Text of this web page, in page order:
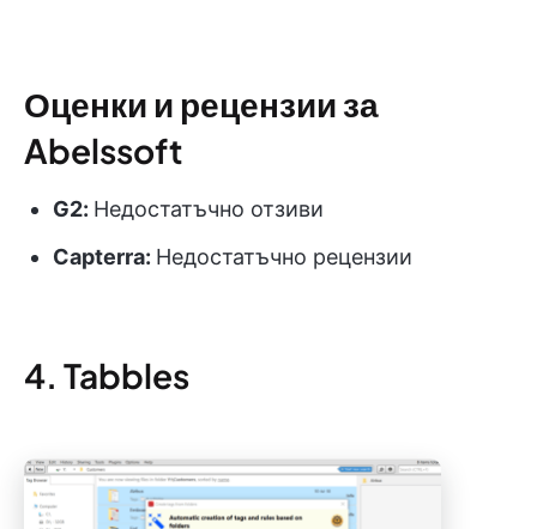
Оценки и рецензии за
Abelssoft
G2: Недостатъчно отзиви
Capterra: Недостатъчно рецензии
4. Tabbles